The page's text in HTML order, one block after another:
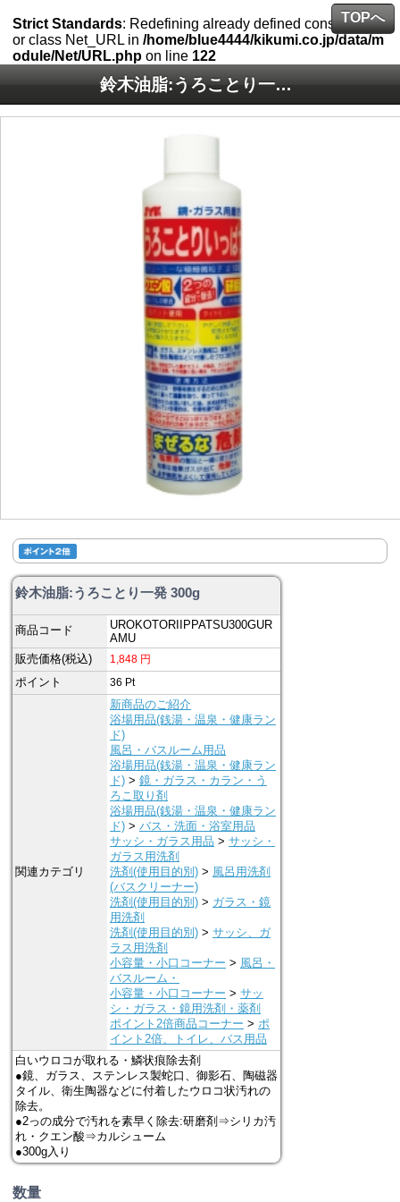
Strict Standards: Redefining already defined constructor f
or class Net_URL in/home/blue4444/kikumi.co.jp/data/m
odule/Net/URL.php on line 122
鈴木油脂:うろことり一発 300g
鈴木油脂:うろことり一発 300g
商品コード
UROKOTORIIPPATSU300GUR
AMU
販売価格(税込)
1,848 円
ポイント 36 Pt
関連カテゴリ
新商品のご紹介
浴場用品(銭湯・温泉・健康ラン
ド)
風呂・バスルーム用品
浴場用品(銭湯・温泉・健康ラン
ド) >鏡・ガラス・カラン・う
ろこ取り剤
浴場用品(銭湯・温泉・健康ラン
ド) >バス・洗面・浴室用品
サッシ・ガラス用品 >サッシ・
ガラス用洗剤
洗剤(使用目的別) > 風呂用洗剤
(バスクリーナー)
洗剤(使用目的別) > ガラス・鏡
用洗剤
洗剤(使用目的別) >サッシ、ガ
ラス用洗剤
小容量・小口コーナー > 風呂・
バスルーム・
小容量・小口コーナー >サッ
シ・ガラス・鏡用洗剤・薬剤
ポイント2倍商品コーナー > ポ
イント2倍、トイレ、バス用品
白いウロコが取れる・鱗状痕除去剤
●鏡、ガラス、ステンレス製蛇口、御影石、陶磁器
タイル、衛生陶器などに付着したウロコ状汚れの
除去。
●2っの成分で汚れを素早く除去:研磨剤⇒シリカ汚
れ・クエン酸⇒カルシューム
●300g入り
数量
TOPへ